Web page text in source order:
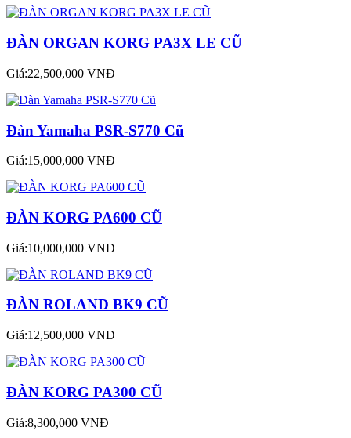
ĐÀN ORGAN KORG PA3X LE CŨ
Giá:22,500,000 VNĐ
Đàn Yamaha PSR-S770 Cũ
Giá:15,000,000 VNĐ
ĐÀN KORG PA600 CŨ
Giá:10,000,000 VNĐ
ĐÀN ROLAND BK9 CŨ
Giá:12,500,000 VNĐ
ĐÀN KORG PA300 CŨ
Giá:8,300,000 VNĐ